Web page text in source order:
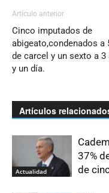
Artículo anterior
Cinco imputados de
abigeato,condenados a
de carcel y un sexto a 3
y un día.
Artículos
Actualidad
37%
de